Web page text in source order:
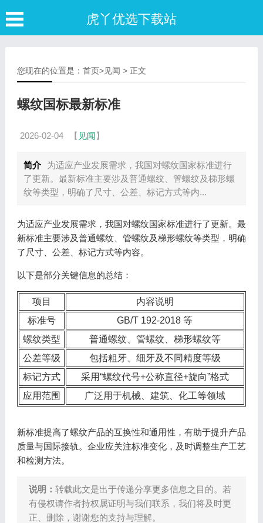
虎丫优选下载站
您现在的位置是： 首页>见闻 > 正文
螺纹国标最新标准
2026-02-04 【 见闻】
简介
为适应产业发展需求，我国对螺纹国家标准进行
了更新。最新标准主要涉及普通螺纹、管螺纹及梯形螺
纹等类型，明确了尺寸、公差、标记方式等内...
为适应产业发展需求，我国对螺纹国家标准进行了更新。最
新标准主要涉及普通螺纹、管螺纹及梯形螺纹等类型，明确
了尺寸、公差、标记方式等内容。
以下是部分关键信息的总结：
项目
内容说明
标准号
GB/T 192-2018 等
螺纹类型
普通螺纹、管螺纹、梯形螺纹等
公差等级
包括粗牙、细牙及不同精度等级
标记方式
采用“螺纹代号+公称直径+旋向”格式
应用范围
广泛用于机械、建筑、化工等领域
新标准提高了螺纹产品的互换性和通用性，有助于提升产品
质量与国际接轨。企业应关注标准变化，及时调整生产工艺
和检测方法。
说明： 转载此文是出于传递分享更多信息之目的。若
有侵权请作者持权属证明与我们联系，我们将及时更
正、删除，谢谢您的支持与理解。